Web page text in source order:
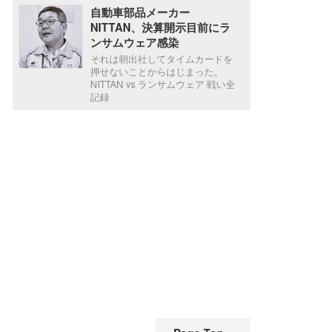
自動車部品メーカー
NITTAN、決算開示目前にラ
ンサムウェア感染
それは朝出社してタイムカードを
押せないことからはじまった。
NITTAN vs ランサムウェア 戦い全
記録